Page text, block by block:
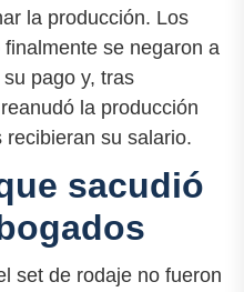
la producción. Los
se negaron a
pago y, tras
la producción
su salario.
sacudió
set de rodaje no fueron